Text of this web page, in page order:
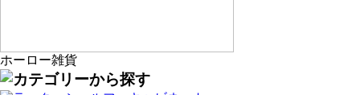
ホーロー雑貨